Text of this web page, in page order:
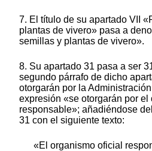
7. El título de su apartado VII
plantas de vivero» pasa a
semillas y plantas de vivero».
8. Su apartado 31 pasa a ser
segundo párrafo de dicho
otorgarán por la
expresión «se otorgarán por el
responsable»; añadiéndose
31 con el siguiente texto:
«El organismo oficial